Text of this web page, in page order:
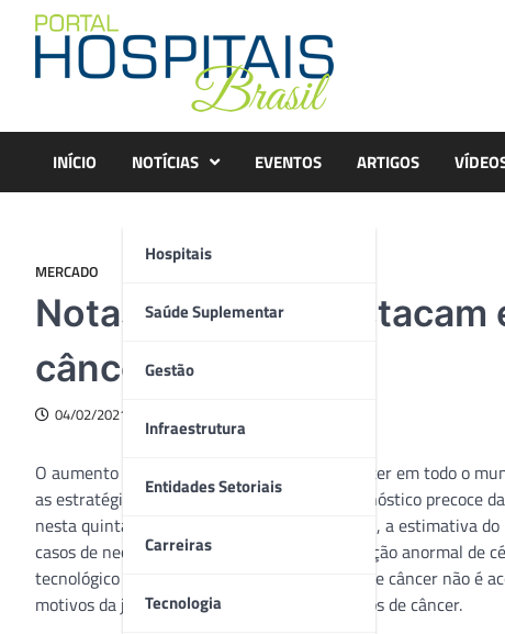
content
INÍCIO NOTÍCIAS
Hospitais
Saúde Suplementar
Gestão
Infraestrutura
Entidades Setoriais
Carreiras
Tecnologia
EVENTOS ARTIGOS
MERCADO
Notas técnicas
câncer
04/02/2021
O aumento anual do número de casos de câncer em todo o
as estratégias de prevenção, incluindo o diagnóstico precoce
nesta quinta-feira (04/02). Somente no Brasil, a estimativa
casos de neoplasias – nome dado à multiplicação anormal de
tecnológico e farmacêutico dos tratamentos de câncer não é
motivos da judicialização relacionada aos casos de câncer.